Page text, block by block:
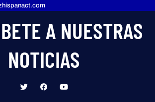
A NUESTRAS
NOTICIAS